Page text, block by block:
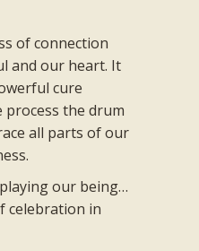
of connection
and our heart. It
cure
process the drum
all parts of our
our being…
celebration in